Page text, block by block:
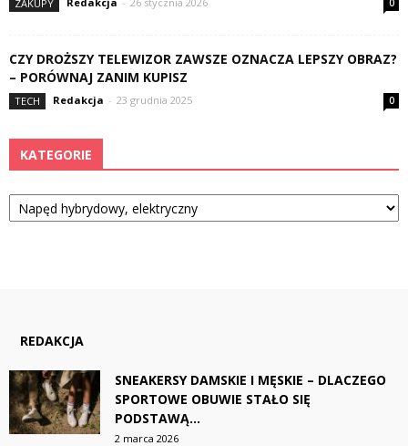
ZAKUPY 0
CZY DROŻSZY TELEWIZOR ZAWSZE OZNACZA LEPSZY OBRAZ?
– PORÓWNAJ ZANIM KUPISZ
TECH Redakcja - 23 grudnia 2025 0
KATEGORIE
Kategorie
REDAKCJA
SNEAKERSY DAMSKIE I MĘSKIE – DLACZEGO
SPORTOWE OBUWIE STAŁO SIĘ
PODSTAWĄ...
2 marca 2026